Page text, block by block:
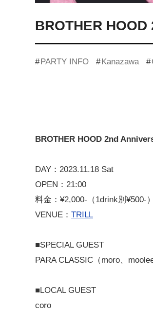
BROTHER
PARTY INFO Kanazawa
BROTHER HOOD 2nd
DAY：2023.11.18 Sat
OPEN：21:00
料金：¥2,000-（1drink別¥500-）
VENUE： TRILL
■SPECIAL GUEST
PARA CLASSIC（moro、
■LOCAL GUEST
coro